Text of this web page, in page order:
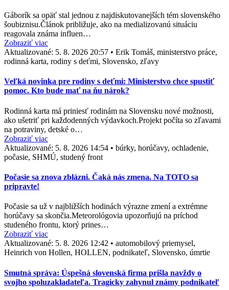
Gáborík sa opäť stal jednou z najdiskutovanejších tém slovenského
šoubiznisu.Článok približuje, ako na medializovanú situáciu
reagovala známa influen…
Zobraziť viac
Aktualizované: 5. 8. 2026 20:57 • Erik Tomáš, ministerstvo práce,
rodinná karta, rodiny s deťmi, Slovensko, zľavy
Veľká novinka pre rodiny s deťmi: Ministerstvo chce spustiť
pomoc. Kto bude mať na ňu nárok?
Rodinná karta má priniesť rodinám na Slovensku nové možnosti,
ako ušetriť pri každodenných výdavkoch.Projekt počíta so zľavami
na potraviny, detské o…
Zobraziť viac
Aktualizované: 5. 8. 2026 14:54 • búrky, horúčavy, ochladenie,
počasie, SHMÚ, studený front
Počasie sa znova zblázni. Čaká nás zmena. Na TOTO sa
pripravte!
Počasie sa už v najbližších hodinách výrazne zmení a extrémne
horúčavy sa skončia.Meteorológovia upozorňujú na príchod
studeného frontu, ktorý prines…
Zobraziť viac
Aktualizované: 5. 8. 2026 12:42 • automobilový priemysel,
Heinrich von Hollen, HOLLEN, podnikateľ, Slovensko, úmrtie
Smutná správa: Úspešná slovenská firma prišla navždy o
svojho spoluzakladateľa. Tragicky zahynul známy podnikateľ